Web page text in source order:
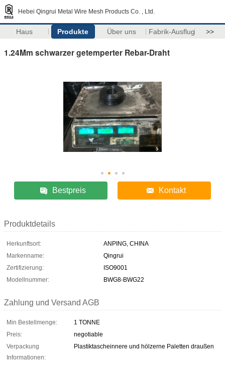
Hebei Qingrui Metal Wire Mesh Products Co. , Ltd.
Haus Produkte Über uns Fabrik-Ausflug >>
1.24Mm schwarzer getemperter Rebar-Draht
Bestpreis Kontakt
Produktdetails
Herkunftsort:
ANPING, CHINA
Markenname:
Qingrui
Zertifizierung:
ISO9001
Modellnummer:
BWG8-BWG22
Zahlung und Versand AGB
Min Bestellmenge:
1 TONNE
Preis:
negotiable
Verpackung
Informationen:
Plastiktascheinnere und hölzerne Paletten draußen